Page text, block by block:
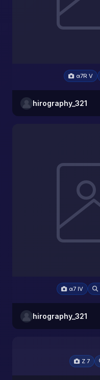
α7R V
hirography_321
α7 IV
hirography_321
Z 7